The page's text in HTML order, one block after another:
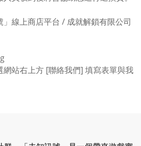
線上商店平台 / 成就解鎖有限公司
站右上方 [聯絡我們] 填寫表單與我